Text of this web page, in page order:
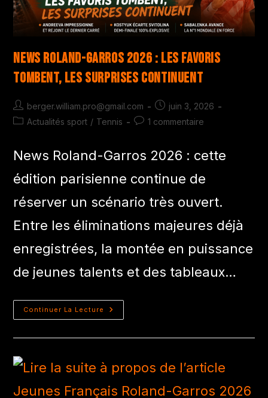
News Roland-Garros 2026 : les favoris
tombent, les surprises continuent
berger.william.pro@gmail.com
juin 3, 2026
Actualités sport / Tennis 1 commentaire
News Roland-Garros 2026 : cette
édition parisienne continue de
réserver un scénario très ouvert.
Entre les éliminations majeures déjà
enregistrées, la montée en puissance
de jeunes talents et des tableaux…
Continuer La Lecture